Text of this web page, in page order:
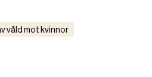
våld mot kvinnor